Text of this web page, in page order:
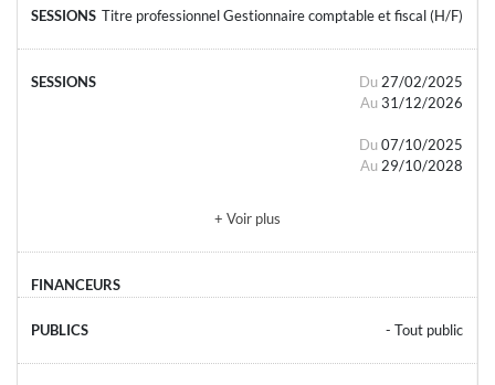
Titre professionnel Gestionnaire comptable et fiscal (H/F)
Du 27/02/2025
Au 31/12/2026
Du 07/10/2025
Au 29/10/2028
+ Voir plus
- Tout public